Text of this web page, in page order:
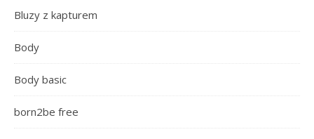
Bluzy z kapturem
Body
Body basic
born2be free